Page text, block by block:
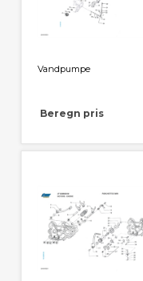
Vandpumpe
Beregn pris